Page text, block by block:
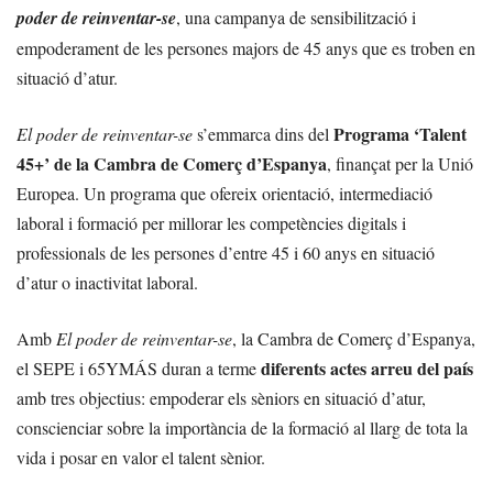
poder de reinventar-se, una campanya de sensibilització i
empoderament de les persones majors de 45 anys que es troben en
situació d’atur.
El poder de reinventar-ses’emmarca dins del Programa ‘Talent
45+’ de la Cambra de Comerç d’Espanya, finançat per la Unió
Europea. Un programa que ofereix orientació, intermediació
laboral i formació per millorar les competències digitals i
professionals de les persones d’entre 45 i 60 anys en situació
d’atur o inactivitat laboral.
Amb El poder de reinventar-se, la Cambra de Comerç d’Espanya,
el SEPE i 65YMÁS duran a termediferents actes arreu del país
amb tres objectius: empoderar els sèniors en situació d’atur,
conscienciar sobre la importància de la formació al llarg de tota la
vida i posar en valor el talent sènior.